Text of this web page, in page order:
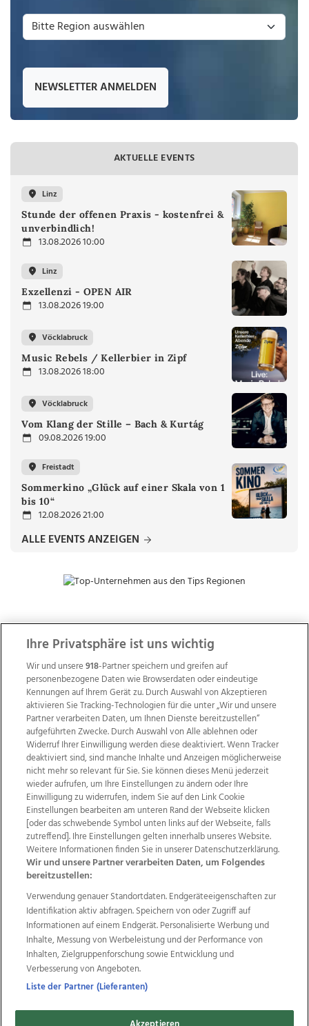
NEWSLETTER ANMELDEN
AKTUELLE EVENTS
Linz
Stunde der offenen Praxis - kostenfrei &
unverbindlich!
13.08.2026 10:00
Linz
Exzellenzi - OPEN AIR
13.08.2026 19:00
Vöcklabruck
Music Rebels / Kellerbier in Zipf
13.08.2026 18:00
Vöcklabruck
Vom Klang der Stille – Bach & Kurtág
09.08.2026 19:00
Freistadt
Sommerkino „Glück auf einer Skala von 1
bis 10“
12.08.2026 21:00
ALLE EVENTS ANZEIGEN
ZUR NACHRICHTENÜBERSICHT
Wir über uns Mediadaten Kontakt
Jobs
Datenschutz
Impressum
AGB Anzeigekunden
AGB Website
Ehrenkodex Politische Werbung
Weitere Angebote des Medienhauses Wimmer
TV1 di-mog-i.at OÖNow
Ischler Woche
Life Radio
OÖNachrichten
OÖN Immobilien
OÖN Karriere
OÖN Reise
Promenaden Galerien
Regionaljobs
wasistlos.at
Ihre Privatsphäre ist uns wichtig
Wir und unsere918-Partner speichern und greifen auf
personenbezogene Daten wie Browserdaten oder eindeutige
Kennungen auf Ihrem Gerät zu. Durch Auswahl von Akzeptieren
aktivieren Sie Tracking-Technologien für die unter „Wir und unsere
Partner verarbeiten Daten, um Ihnen Dienste bereitzustellen“
aufgeführten Zwecke. Durch Auswahl von Alle ablehnen oder
Widerruf Ihrer Einwilligung werden diese deaktiviert. Wenn Tracker
deaktiviert sind, sind manche Inhalte und Anzeigen möglicherweise
nicht mehr so relevant für Sie. Sie können dieses Menü jederzeit
wieder aufrufen, um Ihre Einstellungen zu ändern oder Ihre
Einwilligung zu widerrufen, indem Sie auf den Link Cookie
Einstellungen bearbeiten am unteren Rand der Webseite klicken
[oder das schwebende Symbol unten links auf der Webseite, falls
zutreffend]. Ihre Einstellungen gelten innerhalb unseres Website.
Weitere Informationen finden Sie in unserer Datenschutzerklärung.
Wir und unsere Partner verarbeiten Daten, um Folgendes
bereitzustellen:
Verwendung genauer Standortdaten. Endgeräteeigenschaften zur
Identifikation aktiv abfragen. Speichern von oder Zugriff auf
Informationen auf einem Endgerät. Personalisierte Werbung und
Inhalte, Messung von Werbeleistung und der Performance von
Inhalten, Zielgruppenforschung sowie Entwicklung und
Verbesserung von Angeboten.
Liste der Partner (Lieferanten)